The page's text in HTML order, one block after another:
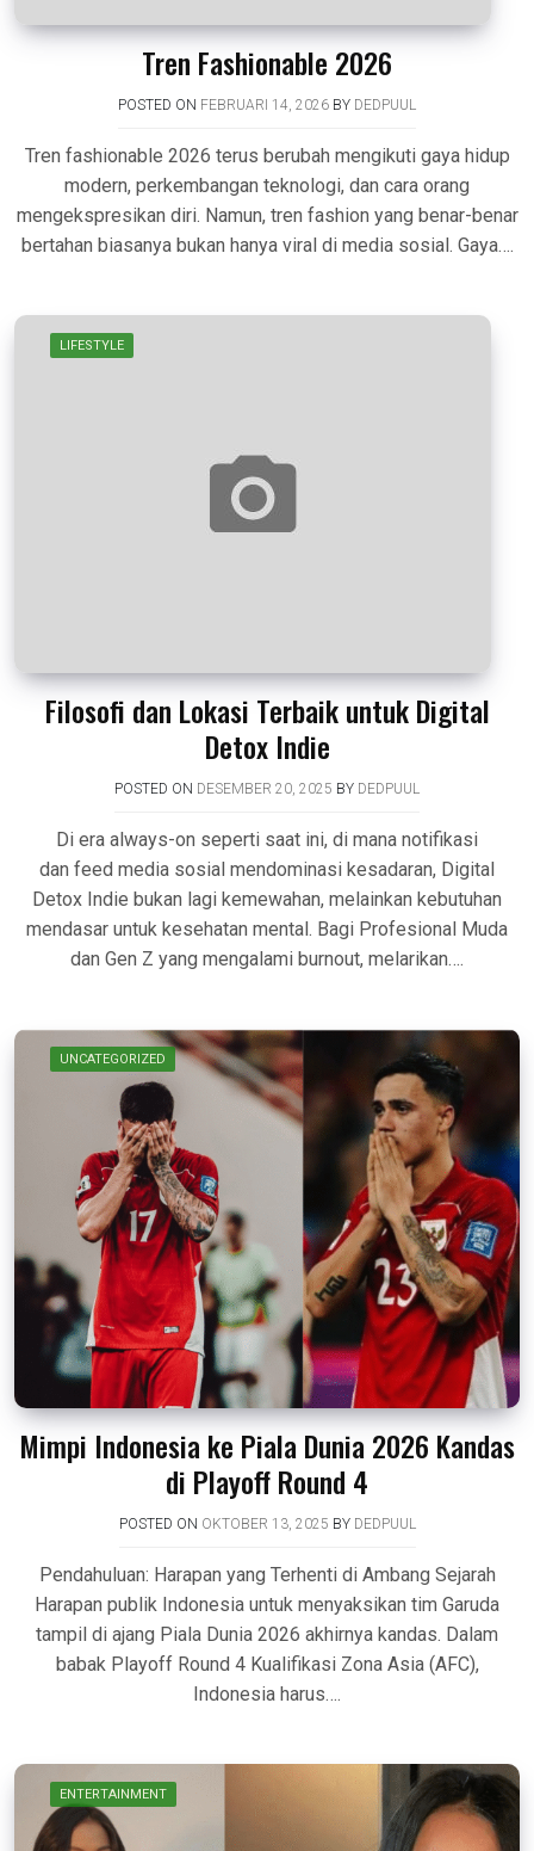
Tren Fashionable 2026
POSTED ON FEBRUARI 14, 2026 BY DEDPUUL
Tren fashionable 2026 terus berubah mengikuti gaya hidup
modern, perkembangan teknologi, dan cara orang
mengekspresikan diri. Namun, tren fashion yang benar-benar
bertahan biasanya bukan hanya viral di media sosial. Gaya….
LIFESTYLE
Filosofi dan Lokasi Terbaik untuk Digital
Detox Indie
POSTED ON DESEMBER 20, 2025 BY DEDPUUL
Di era always-on seperti saat ini, di mana notifikasi
dan feed media sosial mendominasi kesadaran, Digital
Detox Indie bukan lagi kemewahan, melainkan kebutuhan
mendasar untuk kesehatan mental. Bagi Profesional Muda
dan Gen Z yang mengalami burnout, melarikan….
UNCATEGORIZED
Mimpi Indonesia ke Piala Dunia 2026 Kandas
di Playoff Round 4
POSTED ON OKTOBER 13, 2025 BY DEDPUUL
Pendahuluan: Harapan yang Terhenti di Ambang Sejarah
Harapan publik Indonesia untuk menyaksikan tim Garuda
tampil di ajang Piala Dunia 2026 akhirnya kandas. Dalam
babak Playoff Round 4 Kualifikasi Zona Asia (AFC),
Indonesia harus….
ENTERTAINMENT